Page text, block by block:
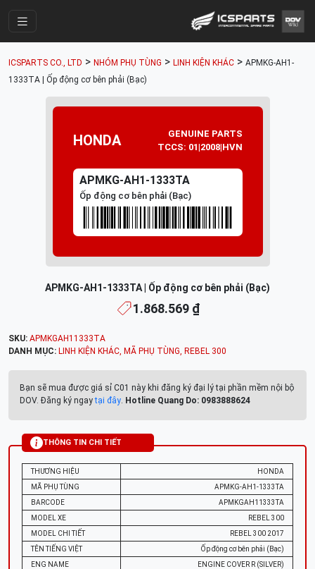
Cửa Hàng
Parts Catalogue
Mã Phụ Tùng
Tài khoản
ICSPARTS CO., LTD > NHÓM PHỤ TÙNG > LINH KIỆN KHÁC > APMKG-AH1-
1333TA | Ốp động cơ bên phải (Bạc)
HONDA
GENUINE PARTS
TCCS: 01|2008|HVN
APMKG-AH1-1333TA
Ốp động cơ bên phải (Bạc)
APMKG-AH1-1333TA | Ốp động cơ bên phải (Bạc)
1.868.569 ₫
SKU: APMKGAH11333TA
DANH MỤC: LINH KIỆN KHÁC, MÃ PHỤ TÙNG, REBEL 300
Bạn sẽ mua được giá sỉ C01 này khi đăng ký đại lý tại phần mềm nội bộ
DOV. Đăng ký ngaytại đây. Hotline Quang Do: 0983888624
THÔNG TIN CHI TIẾT
THƯƠNG HIỆU
HONDA
MÃ PHỤ TÙNG
APMKG-AH1-1333TA
BARCODE
APMKGAH11333TA
MODEL XE
REBEL 300
MODEL CHI TIẾT
REBEL 300 2017
TÊN TIẾNG VIỆT
Ốp động cơ bên phải (Bạc)
ENG NAME
ENGINE COVER R (SILVER)